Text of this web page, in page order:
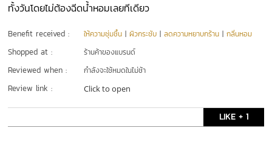
ทั้งวันโดยไม่ต้องฉีดน้ำหอมเลยทีเดียว
Benefit received : ให้ความชุ่มชื้น |ผิวกระชับ |ลดความหยาบกร้าน |กลิ่นหอม
Shopped at : ร้านค้าของแบรนด์
Reviewed when : กำลังจะใช้หมดในไม่ช้า
Review link : Click to open
LIKE + 1